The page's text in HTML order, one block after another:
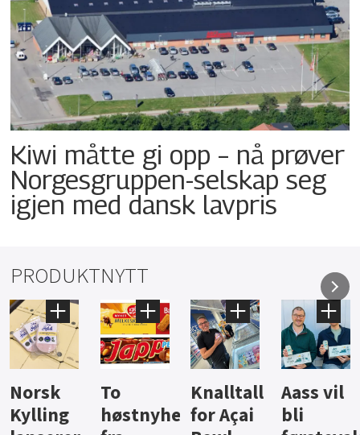
Kiwi måtte gi opp – nå prøver
Norgesgruppen-selskap seg
igjen med dansk lavpris
PRODUKTNYTT
Knalltall
for Açai
Aass vil
bli
Brus og
jus fra
Hard
iste fra